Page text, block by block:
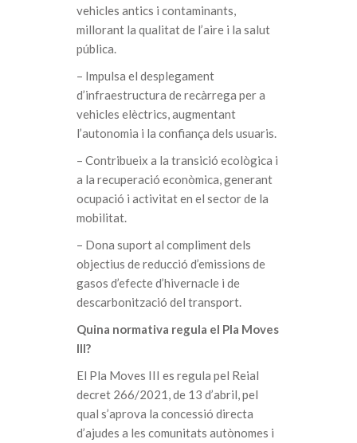
vehicles antics i contaminants,
millorant la qualitat de l’aire i la salut
pública.
– Impulsa el desplegament
d’infraestructura de recàrrega per a
vehicles elèctrics, augmentant
l’autonomia i la confiança dels usuaris.
– Contribueix a la transició ecològica i
a la recuperació econòmica, generant
ocupació i activitat en el sector de la
mobilitat.
– Dona suport al compliment dels
objectius de reducció d’emissions de
gasos d’efecte d’hivernacle i de
descarbonització del transport.
Quina normativa regula el Pla Moves
III?
El Pla Moves III es regula pel Reial
decret 266/2021, de 13 d’abril, pel
qual s’aprova la concessió directa
d’ajudes a les comunitats autònomes i